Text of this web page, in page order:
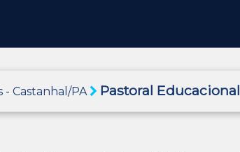
- Castanhal/PA Pastoral Educacional